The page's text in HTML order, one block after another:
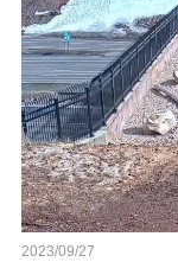
2023/09/27